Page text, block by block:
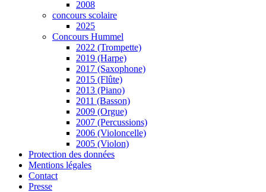
2008
concours scolaire
2025
Concours Hummel
2022 (Trompette)
2019 (Harpe)
2017 (Saxophone)
2015 (Flûte)
2013 (Piano)
2011 (Basson)
2009 (Orgue)
2007 (Percussions)
2006 (Violoncelle)
2005 (Violon)
Protection des données
Mentions légales
Contact
Presse